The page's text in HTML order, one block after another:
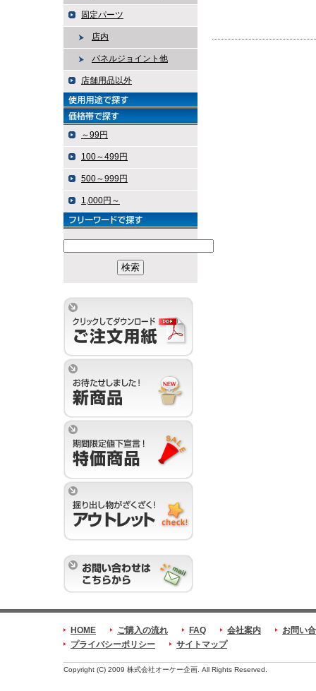
固定パーツ
店内
パネルジョイント他
店舗用品以外
～99円
100～499円
500～999円
1,000円～
HOME ご購入の流れ FAQ 会社案内
お問い
プライバシーポリシー
サイトマップ
Copyright (C) 2009 株式会社オーケー企画. All Rights Reserved.